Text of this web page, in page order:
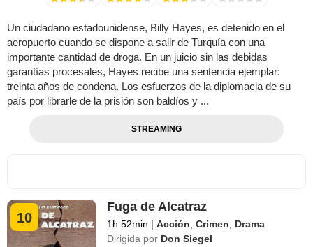
Un ciudadano estadounidense, Billy Hayes, es detenido en el
aeropuerto cuando se dispone a salir de Turquía con una
importante cantidad de droga. En un juicio sin las debidas
garantías procesales, Hayes recibe una sentencia ejemplar:
treinta años de condena. Los esfuerzos de la diplomacia de su
país por librarle de la prisión son baldíos y ...
STREAMING
10
Fuga de Alcatraz
1h 52min | Acción,Crimen, Drama
Dirigida por Don Siegel